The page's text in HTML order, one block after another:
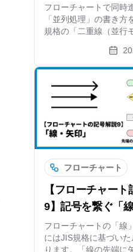
書き方は？二重線
の使い方を解説
フローチャートで同時
「並列処理」の書き方
規格の「二重線（並行
岐）」の違い、条件分
との使い分けまで、作
xGrapherがわかりやす
フローチャート
【フローチャート
9】記号を繋ぐ「
印」のルール
フローチャートの「線
にはJIS規格に基づい
ります。「線の先端に